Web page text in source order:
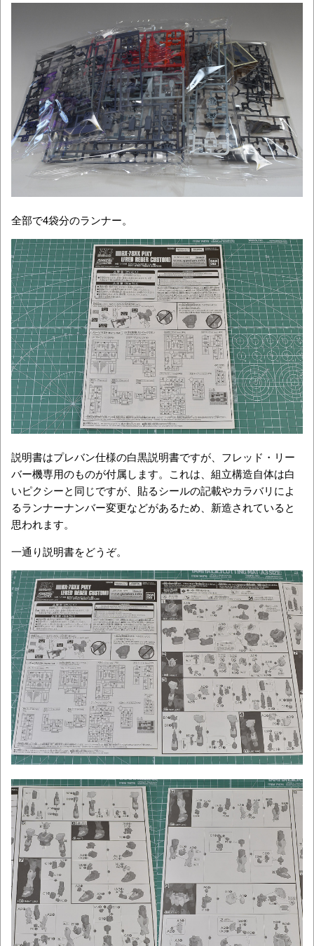
全部で4袋分のランナー。
説明書はプレバン仕様の白黒説明書ですが、フレッド・リー
バー機専用のものが付属します。これは、組立構造自体は白
いピクシーと同じですが、貼るシールの記載やカラバリによ
るランナーナンバー変更などがあるため、新造されていると
思われます。
一通り説明書をどうぞ。